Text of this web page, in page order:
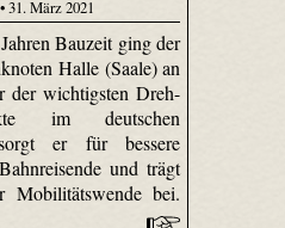
31. März 2021
Bauzeit ging der
Halle (Saale) an
der wichtigsten Dreh-
im deutschen
sorgt er für bessere
und trägt
Mobilitätswende bei.